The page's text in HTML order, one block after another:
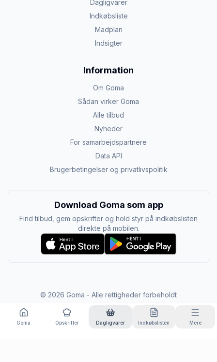
Dagligvarer
Indkøbsliste
Madplan
Indsigter
Information
Om Goma
Sådan virker Goma
Alle tilbud
Nyheder
For samarbejdspartnere
Data API
Brugerbetingelser og privatlivspolitik
Download Goma som app
Find tilbud, gem opskrifter og hold styr på indkøbslisten
direkte på mobilen.
© 2026 Goma - Alle rettigheder forbeholdt
Goma Opskrifter Dagligvarer Indkøbslisten Mere